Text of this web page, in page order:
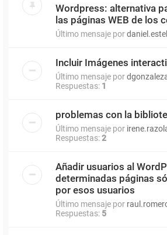
Wordpress: alternativa
las páginas WEB de los
Último mensaje por
Incluir Imágenes
Último mensaje por
Respuestas: 1
problemas con la
Último mensaje por
Respuestas:2
Añadir usuarios al
determinadas páginas
por esos usuarios
Último mensaje por
Respuestas: 5